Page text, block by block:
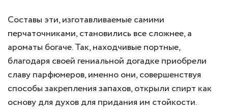
Составы эти, изготавливаемые самими
перчаточниками, становились все сложнее, а
ароматы богаче. Так, находчивые портные,
благодаря своей гениальной догадке приобрели
славу парфюмеров, именно они, совершенствуя
способы закрепления запахов, открыли спирт как
основу для духов для придания им стойкости.